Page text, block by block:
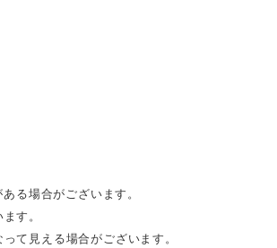
る場合がございます。
す。
て見える場合がございます。